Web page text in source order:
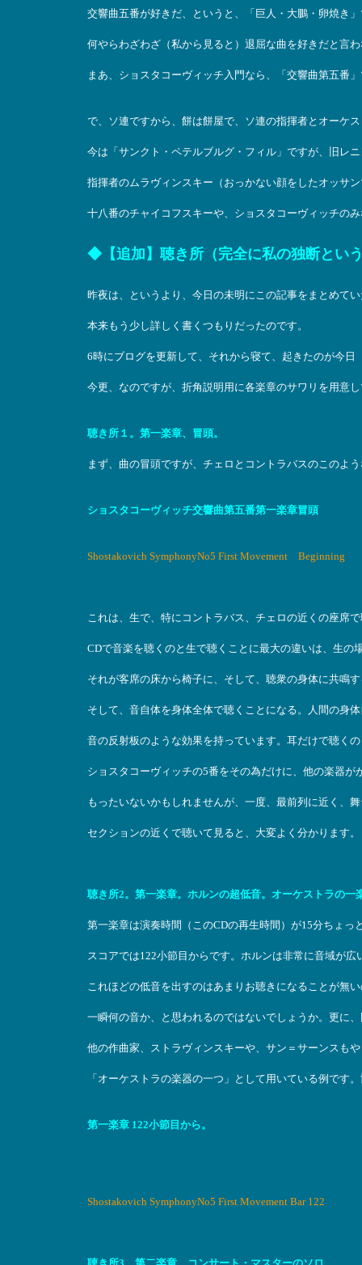
交響曲五番が好きだ、というと、「巨人・大鵬・卵焼き
何やらわざわざ（私から見ると）退屈な曲を好きだと言
まあ、ショスタコーヴィッチ入門なら、「交響曲第五番
で、ソ連ですから、餅は餅屋で、ソ連の指揮者とオーケ
今は「サンクト・ペテルブルグ・フィル」ですが、旧レ
指揮者のムラヴィンスキー（おっかない顔をしたオッサ
十八番のチャイコフスキーや、ショスタコーヴィッチの
◆【追加】聴き所（完全に私の独断とい
昨夜は、というより、今日の未明にこの記事をまとめて
本来もう少し詳しく書くつもりだったのです。
6時にブログを更新して、それから寝て、起きたのが今
今更、なのですが、折角説明用に各楽章のサワリを用意
聴き所１。第一楽章、冒頭。
まず、曲の冒頭ですが、チェロとコントラバスのこのよ
ショスタコーヴィッチ交響曲第五番第一楽章冒頭
Shostakovich SymphonyNo5 First Movement Beginning
これは、生で、特にコントラバス、チェロの近くの座席
CDで音楽を聴くのと生で聴くことに最大の違いは、生の
それが客席の床から椅子に、そして、聴衆の身体に共鳴
そして、音自体を身体全体で聴くことになる。人間の身
音の反射板のような効果を持っています。耳だけで聴く
ショスタコーヴィッチの5番をその為だけに、他の楽器
もったいないかもしれませんが、一度、最前列に近く、
セクションの近くで聴いて見ると、大変よく分かります。
聴き所2。第一楽章。ホルンの超低音。オーケストラの一
第一楽章は演奏時間（このCDの再生時間）が15分ちょっ
スコアでは122小節目からです。ホルンは非常に音域が広
これほどの低音を出すのはあまりお聴きになることが無
一瞬何の音か、と思われるのではないでしょうか。更に
他の作曲家、ストラヴィンスキーや、サン＝サーンスも
「オーケストラの楽器の一つ」として用いている例です
第一楽章 122小節目から。
Shostakovich SymphonyNo5 First Movement Bar 122